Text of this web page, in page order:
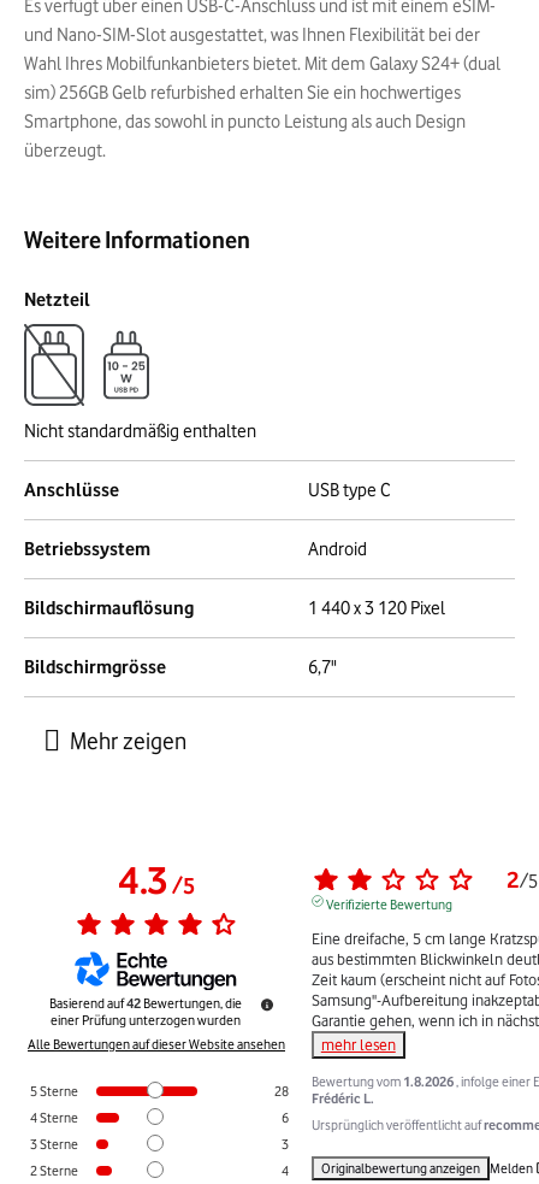
Es verfügt über einen USB-C-Anschluss und ist mit einem eSIM-
und Nano-SIM-Slot ausgestattet, was Ihnen Flexibilität bei der
Wahl Ihres Mobilfunkanbieters bietet. Mit dem Galaxy S24+ (dual
sim) 256GB Gelb refurbished erhalten Sie ein hochwertiges
Smartphone, das sowohl in puncto Leistung als auch Design
überzeugt.
Weitere Informationen
Netzteil
Nicht standardmäßig enthalten
Anschlüsse USB type C
Betriebssystem Android
Bildschirmauflösung 1 440 x 3 120 Pixel
Bildschirmgrösse 6,7"
4.3/5
Basierend auf42 Bewertungen, die
einer Prüfung unterzogen wurden
Alle Bewertungen auf dieser Website ansehen
5Sterne
28
4Sterne
6
3Sterne
3
2Sterne
4
2/5
Verifizierte Bewertung
Eine dreifache, 5 cm lange
aus bestimmten Blickwinkeln
Zeit kaum (erscheint nicht auf
Samsung"-Aufbereitung
Garantie gehen, wenn ich in
mehr lesen
Bewertung vom 1.8.2026 , infolge einer
Frédéric L.
Ursprünglich veröffentlicht auf
Originalbewertung anzeigen Melden